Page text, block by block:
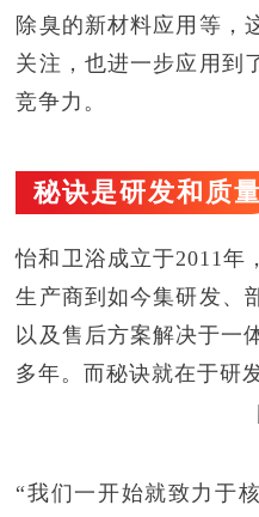
除臭的新材料应用等，
关注，也进一步应用到
竞争力。
秘诀是研发和质量
怡和卫浴成立于2011年
生产商到如今集研发、
以及售后方案解决于一
多年。而秘诀就在于研
“我们一开始就致力于